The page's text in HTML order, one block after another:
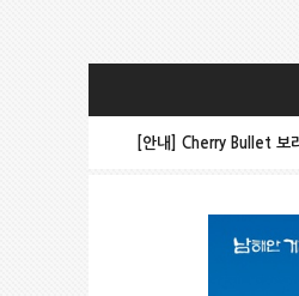
[안내] Cherry Bullet 보